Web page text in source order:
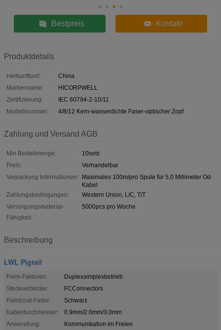
Bestpreis Kontakt
Produktdetails
Herkunftsort:
China
Markenname:
HICORPWELL
Zertifizierung:
IEC 60794-2-10/11
Modellnummer:
4/8/12 Kern-wasserdichte Faser-optischer Zopf
Zahlung und Versand AGB
Min Bestellmenge:
10sets
Preis:
Verhandelbar
Verpackung Informationen:
Maximales 100m/pro Spule für 5,0 Millimeter Od-
Kabel
Zahlungsbedingungen:
Western Union, L/C, T/T
Versorgungsmaterial-
Fähigkeit:
5000pcs pro Woche
Beschreibung
LWL Pigtail
Form-Faktoren:
Duplexsimplexbetrieb
Steckverbinder:
FCConnectors
Paintcoat-Farbe:
Schwarz
Kabeldurchmesser:
0.9mm/2.0mm/3.0mm
Anwendung:
Kommunikation im Freien